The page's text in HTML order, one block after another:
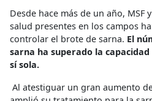
Desde hace más de un año, MSF
salud presentes en los campos
controlar el brote de sarna. El
sarna ha superado la
sí sola.
Al atestiguar un gran aumento